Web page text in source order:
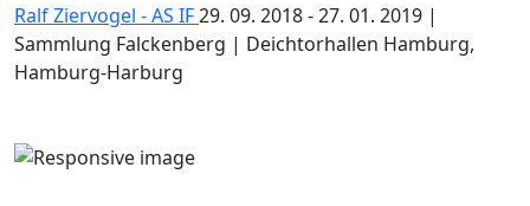
Ralf Ziervogel - AS IF29. 09. 2018 - 27. 01. 2019 |
Sammlung Falckenberg | Deichtorhallen Hamburg,
Hamburg-Harburg